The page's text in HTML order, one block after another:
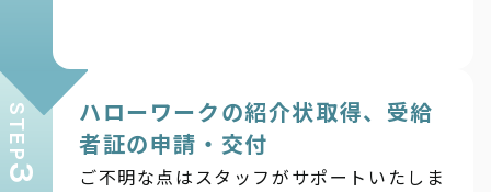
STEP
3
ハローワークの紹介状取得、受給
者証の申請・交付
ご不明な点はスタッフがサポートいたしま